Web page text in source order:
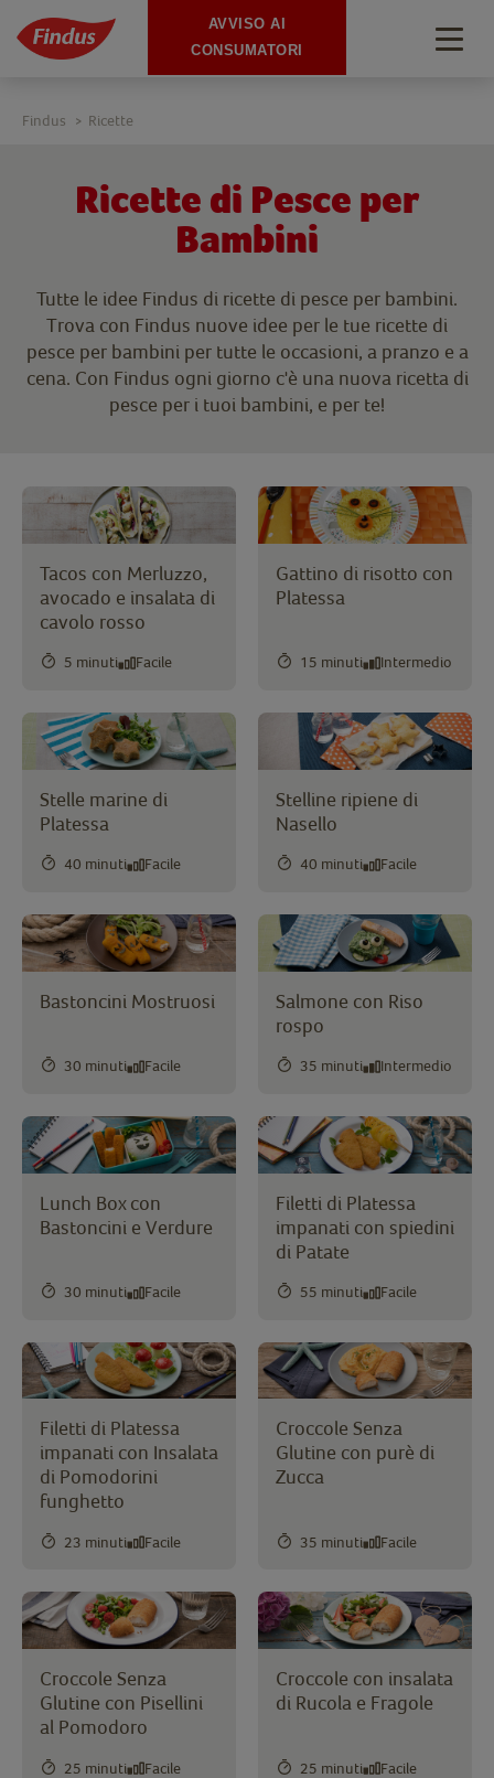
Ricette di Pesce per
Bambini
Tutte le idee Findus di ricette di pesce per bambini.
Trova con Findus nuove idee per le tue ricette di
pesce per bambini per tutte le occasioni, a pranzo e a
cena. Con Findus ogni giorno c'è una nuova ricetta di
pesce per i tuoi bambini, e per te!
Findus > Ricette
Tacos con Merluzzo,
avocado e insalata di
cavolo rosso
5 minuti Facile
Gattino di risotto con
Platessa
15 minuti Intermedio
Stelle marine di
Platessa
40 minuti Facile
Stelline ripiene di
Nasello
40 minuti Facile
Bastoncini Mostruosi
30 minuti Facile
Salmone con Riso
rospo
35 minuti Intermedio
Lunch Box con
Bastoncini e Verdure
30 minuti Facile
Filetti di Platessa
impanati con spiedini
di Patate
55 minuti Facile
Filetti di Platessa
impanati con Insalata
di Pomodorini
funghetto
23 minuti Facile
Croccole Senza
Glutine con purè di
Zucca
35 minuti Facile
Croccole Senza
Glutine con Pisellini
al Pomodoro
25 minuti Facile
Croccole con insalata
di Rucola e Fragole
25 minuti Facile
AVVISO AI
CONSUMATORI